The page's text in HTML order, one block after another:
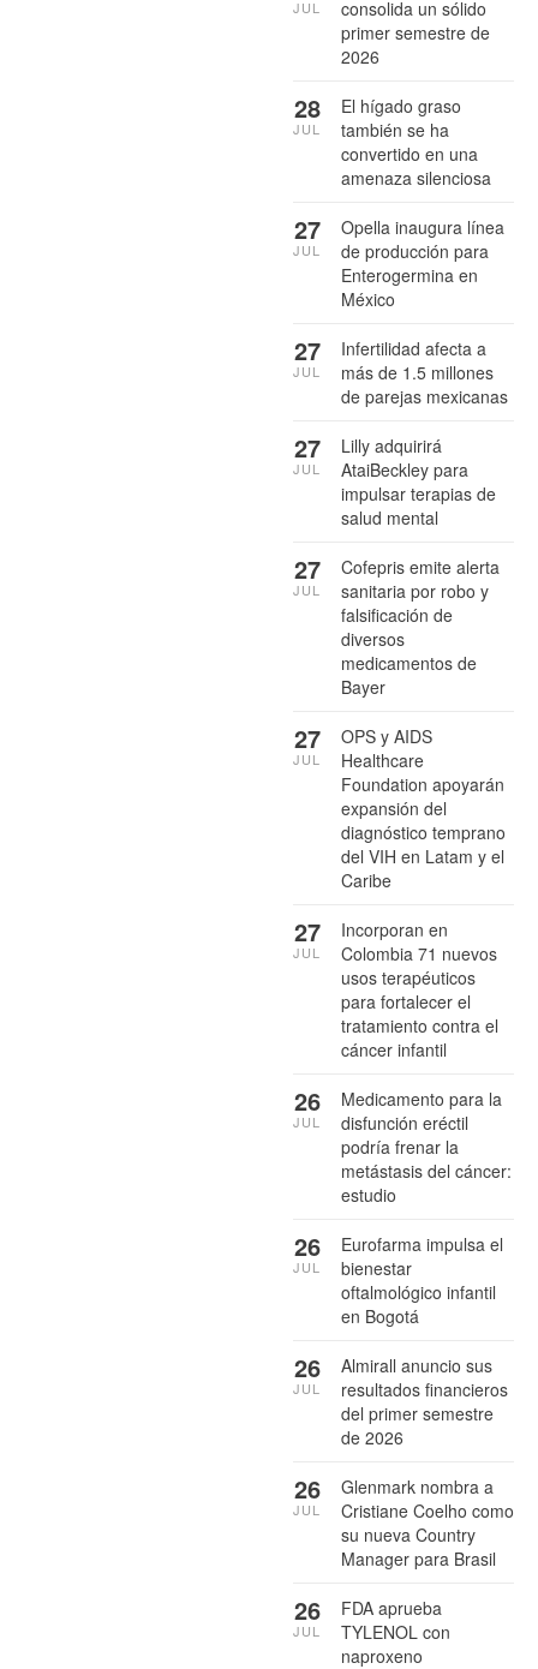
consolida un sólido
primer semestre de
2026
JUL
El hígado graso
también se ha
convertido en una
amenaza silenciosa
28
JUL
Opella inaugura línea
de producción para
Enterogermina en
México
27
JUL
Infertilidad afecta a
más de 1.5 millones
de parejas mexicanas
27
JUL
Lilly adquirirá
AtaiBeckley para
impulsar terapias de
salud mental
27
JUL
Cofepris emite alerta
sanitaria por robo y
falsificación de
diversos
medicamentos de
Bayer
27
JUL
OPS y AIDS
Healthcare
Foundation apoyarán
expansión del
diagnóstico temprano
del VIH en Latam y el
Caribe
27
JUL
Incorporan en
Colombia 71 nuevos
usos terapéuticos
para fortalecer el
tratamiento contra el
cáncer infantil
27
JUL
Medicamento para la
disfunción eréctil
podría frenar la
metástasis del cáncer:
estudio
26
JUL
Eurofarma impulsa el
bienestar
oftalmológico infantil
en Bogotá
26
JUL
Almirall anuncio sus
resultados financieros
del primer semestre
de 2026
26
JUL
Glenmark nombra a
Cristiane Coelho como
su nueva Country
Manager para Brasil
26
JUL
FDA aprueba
TYLENOL con
naproxeno
26
JUL